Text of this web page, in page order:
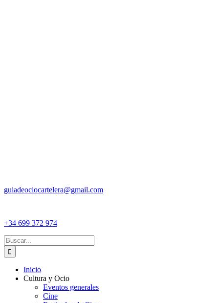
guiadeociocartelera@gmail.com
+34 699 372 974
Buscar:
Inicio
Cultura y Ocio
Eventos generales
Cine